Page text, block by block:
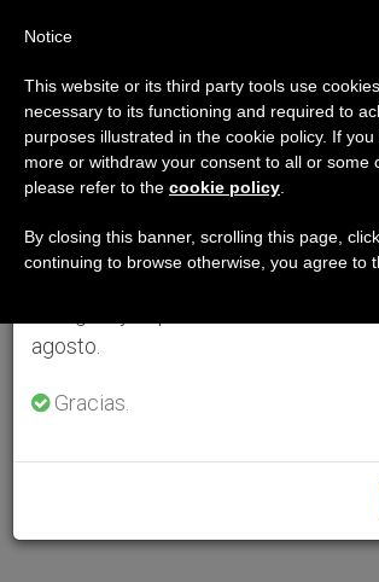
Aviso importante
Del 27 de julio al 7 de agosto
anual, aprovechando que en el
se generan menos informaciones y
agosto.
Gracias.
Notice
This website or its third party tools use
necessary to its functioning and required to
purposes illustrated in the cookie policy. If
more or withdraw your consent to all or some
please refer to the cookie policy
By closing this banner, scrolling this page,
continuing to browse otherwise, you agree to